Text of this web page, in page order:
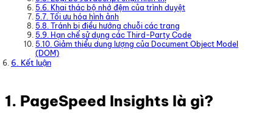
5.6. Khai thác bộ nhớ đệm của trình duyệt
5.7. Tối ưu hóa hình ảnh
5.8. Tránh bị điều hướng chuỗi các trang
5.9. Hạn chế sử dụng các Third-Party Code
5.10. Giảm thiểu dung lượng của Document Object Model
(DOM)
6. Kết luận
1. PageSpeed Insights là gì?